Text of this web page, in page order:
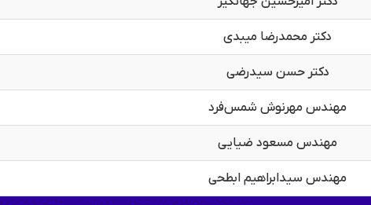
دکتر محمدرضا میبدی
دکتر حسن سیدرضی
مهندس مهرنوش شمس‌فرد
مهندس مسعود ضیایی
مهندس سیدابراهیم ابطحی